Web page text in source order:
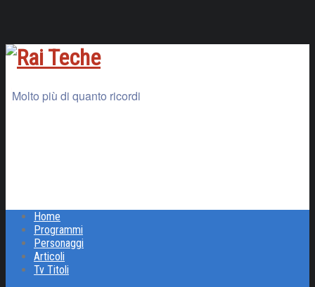
Molto più di quanto ricordi
Home
Programmi
Personaggi
Articoli
Tv Titoli